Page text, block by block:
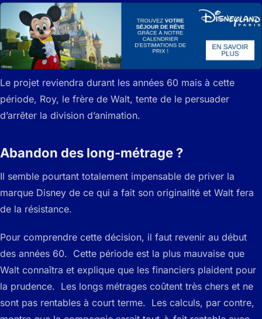
Le projet reviendra durant les années 60 mais à cette
période, Roy, le frère de Walt, tente de le persuader
d’arrêter la division d’animation.
Abandon des long-métrage ?
Il semble pourtant totalement impensable de priver la
marque Disney de ce qui a fait son originalité et Walt fera
de la résistance.
Pour comprendre cette décision, il faut revenir au début
des années 60. Cette période est la plus mauvaise que
Walt connaîtra et explique que les financiers plaident pour
la prudence. Les longs métrages coûtent très chers et ne
sont pas rentables à court terme. Les calculs, par contre,